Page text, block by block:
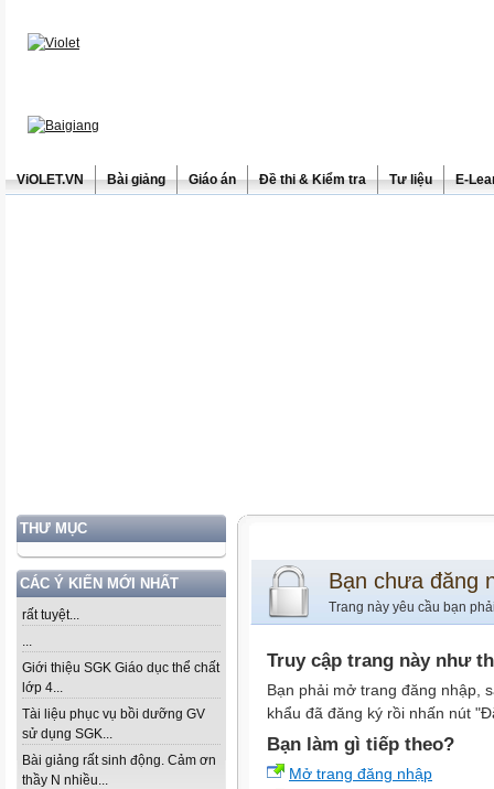
ViOLET.VN Bài giảng Giáo án Đề thi & Kiểm tra Tư liệu E-
THƯ MỤC
CÁC Ý KIẾN MỚI NHẤT
rất tuyệt...
...
Giới thiệu SGK Giáo dục thể chất
lớp 4...
Tài liệu phục vụ bồi dưỡng GV
sử dụng SGK...
Bài giảng rất sinh động. Cảm ơn
thầy N nhiều...
Bạn chưa đăng
Trang này yêu cầu bạn
Truy cập trang này như
Bạn phải mở trang đăng nhập,
khẩu đã đăng ký rồi nhấn nút
Bạn làm gì tiếp theo?
Mở trang đăng nhập